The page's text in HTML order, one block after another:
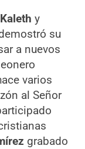
y
su
a nuevos
varios
al Señor
grabado